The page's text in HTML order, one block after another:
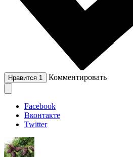
Нравится 1 Комментировать
Facebook
Вконтакте
Twitter